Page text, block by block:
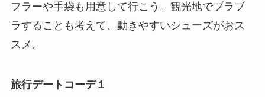
フラーや手袋も用意して行こう。観光地でブラブ
ラすることも考えて、動きやすいシューズがおス
スメ。
旅行デートコーデ１